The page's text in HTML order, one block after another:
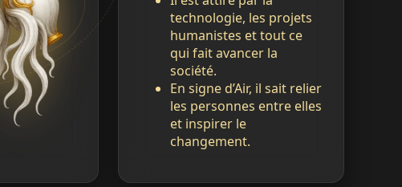
technologie, les projets
humanistes et tout ce
qui fait avancer la
société.
En signe d’Air, il sait relier
les personnes entre elles
et inspirer le
changement.